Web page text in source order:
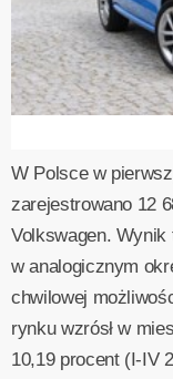
W Polsce w
zarejestrowano 12
Volkswagen.
w analogicznym
chwilowej
rynku wzrósł w
10,19 procent (I-IV